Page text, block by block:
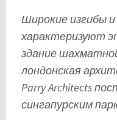
Широкие изгибы
характеризуют
здание
лондонская
Parry Architects
сингапурским